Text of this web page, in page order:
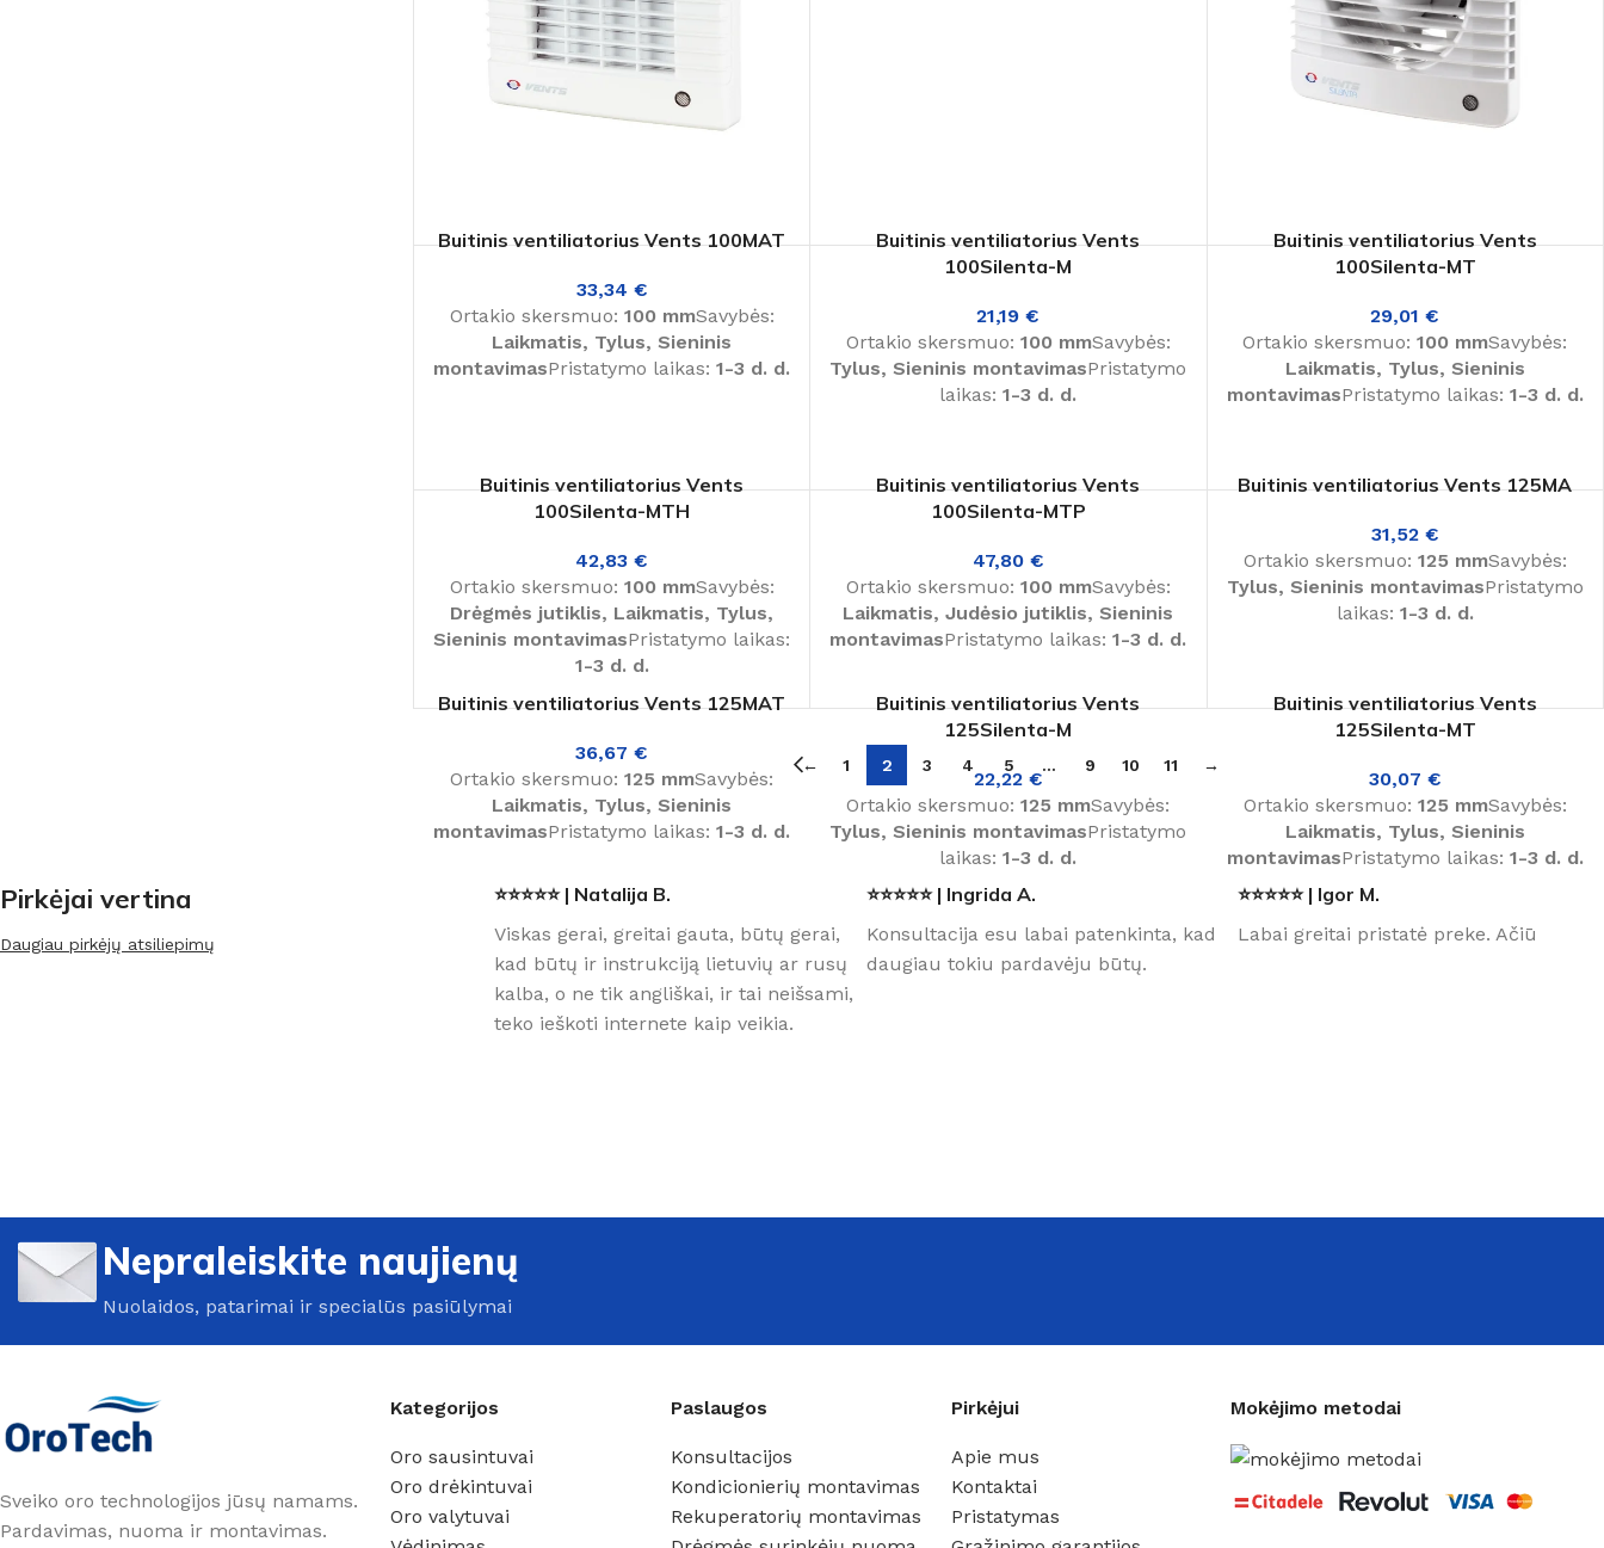
Buitinis ventiliatorius Vents 100MAT
33,34 €
Ortakio skersmuo: 100 mmSavybės:
Laikmatis, Tylus, Sieninis
montavimasPristatymo laikas:1-3 d. d.
Buitinis ventiliatorius Vents
100Silenta-M
21,19€
Ortakio skersmuo: 100 mmSavybės:
Tylus, Sieninis montavimasPristatymo
laikas:1-3 d. d.
Buitinis ventiliatorius Vents
100Silenta-MT
29,01€
Ortakio skersmuo:100 mmSavybės:
Laikmatis, Tylus, Sieninis
montavimasPristatymo laikas: 1-3 d. d.
Buitinis ventiliatorius Vents
100Silenta-MTH
42,83€
Ortakio skersmuo: 100 mmSavybės:
Drėgmės jutiklis, Laikmatis, Tylus,
Sieninis montavimasPristatymo laikas:
1-3 d. d.
Buitinis ventiliatorius Vents
100Silenta-MTP
47,80 €
Ortakio skersmuo: 100 mmSavybės:
Laikmatis, Judėsio jutiklis, Sieninis
montavimasPristatymo laikas:1-3 d. d.
Buitinis ventiliatorius Vents 125MA
31,52 €
Ortakio skersmuo: 125 mmSavybės:
Tylus, Sieninis montavimasPristatymo
laikas: 1-3 d. d.
Buitinis ventiliatorius Vents 125MAT
36,67€
Ortakio skersmuo:125 mmSavybės:
Laikmatis, Tylus, Sieninis
montavimasPristatymo laikas:1-3 d. d.
Buitinis ventiliatorius Vents
125Silenta-M
22,22 €
Ortakio skersmuo:125 mmSavybės:
Tylus, Sieninis montavimasPristatymo
laikas:1-3 d. d.
Buitinis ventiliatorius Vents
125Silenta-MT
30,07 €
Ortakio skersmuo: 125 mmSavybės:
Laikmatis, Tylus, Sieninis
montavimasPristatymo laikas: 1-3 d. d.
← 1 2 3 4 5 … 9 10 11 →
Pirkėjai vertina
Daugiau pirkėjų atsiliepimų
⭐⭐⭐⭐⭐ | Natalija B.
Viskas gerai, greitai gauta, būtų gerai,
kad būtų ir instrukciją lietuvių ar rusų
kalba, o ne tik angliškai, ir tai neišsami,
teko ieškoti internete kaip veikia.
⭐⭐⭐⭐⭐ | Ingrida A.
Konsultacija esu labai patenkinta, kad
daugiau tokiu pardavėju būtų.
⭐⭐⭐⭐⭐ | Igor M.
Labai greitai pristatė preke. Ačiū
Nepraleiskite naujienų
Nuolaidos, patarimai ir specialūs pasiūlymai
Sveiko oro technologijos jūsų namams.
Pardavimas, nuoma ir montavimas.
Kategorijos
Oro sausintuvai
Oro drėkintuvai
Oro valytuvai
Paslaugos
Konsultacijos
Kondicionierių montavimas
Rekuperatorių montavimas
Pirkėjui
Apie mus
Kontaktai
Pristatymas
Mokėjimo metodai